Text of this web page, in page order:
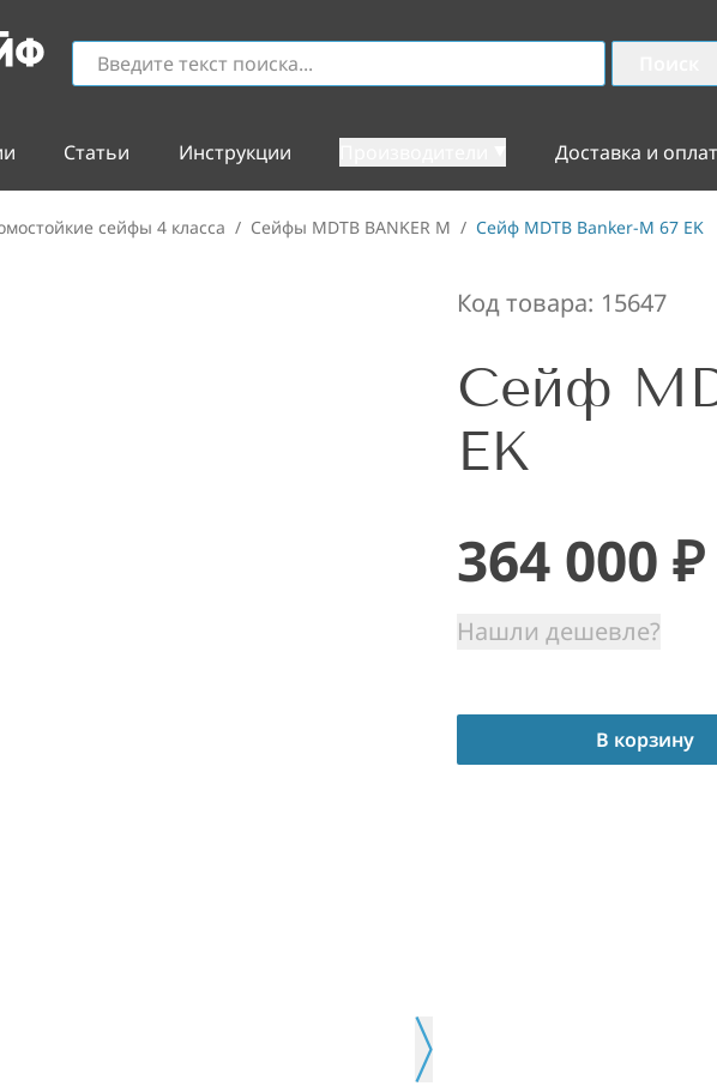
Статьи Инструкции Доставка и
сейфы 4 класса / Сейфы MDTB BANKER M / Сейф MDTB Banker-M 67 EK
Код товара: 15647
Сейф
EK
364 000 ₽
Нашли дешевле?
В корзину